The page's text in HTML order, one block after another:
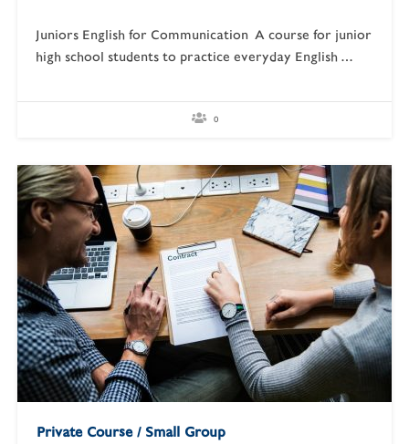
Juniors English for Communication A course for junior
high school students to practice everyday English
interactive environment Learn grammar and
authentic English usage through integrative teaching
prepare for more specialized English courses such as…
0
Private Course / Small Group